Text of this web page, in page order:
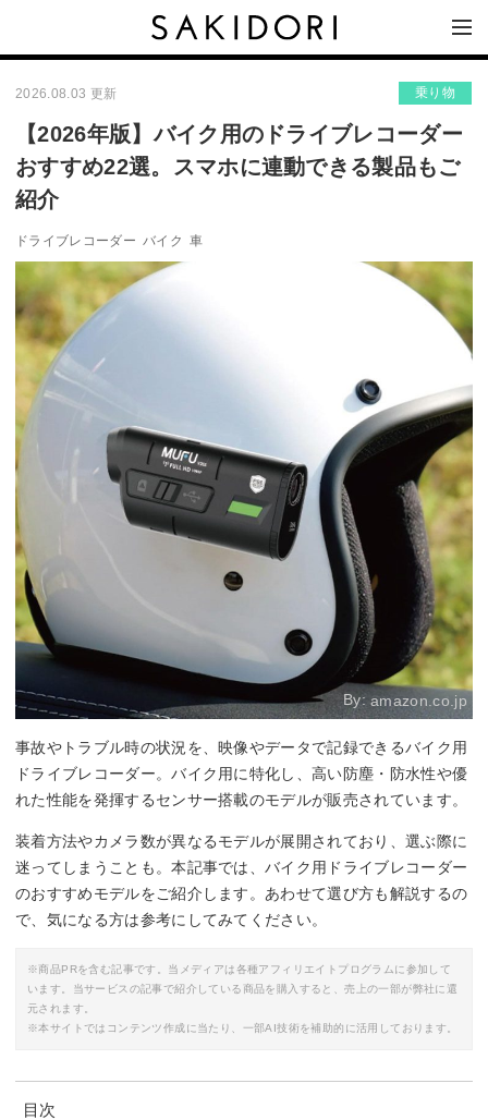
2026.08.03 更新 乗り物
【2026年版】バイク用のドライブレコーダー
おすすめ22選。スマホに連動できる製品もご
紹介
ドライブレコーダー バイク 車
By:amazon.co.jp
事故やトラブル時の状況を、映像やデータで記録できるバイク用
ドライブレコーダー。バイク用に特化し、高い防塵・防水性や優
れた性能を発揮するセンサー搭載のモデルが販売されています。
装着方法やカメラ数が異なるモデルが展開されており、選ぶ際に
迷ってしまうことも。本記事では、バイク用ドライブレコーダー
のおすすめモデルをご紹介します。あわせて選び方も解説するの
で、気になる方は参考にしてみてください。
※商品PRを含む記事です。当メディアは各種アフィリエイトプログラムに参加して
います。当サービスの記事で紹介している商品を購入すると、売上の一部が弊社に還
元されます。
※本サイトではコンテンツ作成に当たり、一部AI技術を補助的に活用しております。
目次